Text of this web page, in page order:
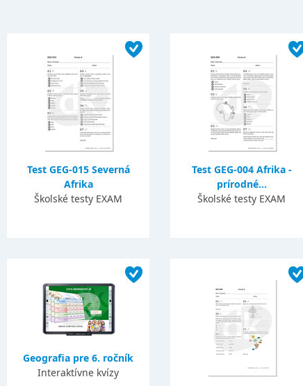
Test GEG-015 Severná
Afrika
Školské testy EXAM
Test GEG-004 Afrika -
prírodné...
Školské testy EXAM
Geografia pre 6. ročník
Interaktívne kvízy